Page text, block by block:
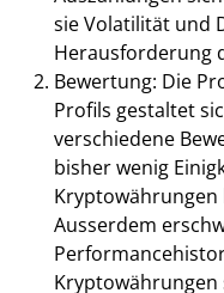
sie Volatilität und
Herausforderung
Bewertung: Die
Profils gestaltet
verschiedene
bisher wenig
Ausserdem